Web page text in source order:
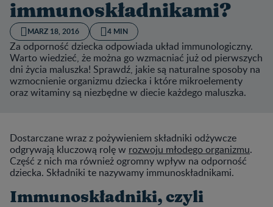
immunoskładnikami?
MARZ 18, 2016 4 MIN
Za odporność dziecka odpowiada układ immunologiczny.
Warto wiedzieć, że można go wzmacniać już od pierwszych
dni życia maluszka! Sprawdź, jakie są naturalne sposoby na
wzmocnienie organizmu dziecka i które mikroelementy
oraz witaminy są niezbędne w diecie każdego maluszka.
Dostarczane wraz z pożywieniem składniki odżywcze
odgrywają kluczową rolę w rozwoju młodego organizmu.
Część z nich ma również ogromny wpływ na odporność
dziecka. Składniki te nazywamy immunoskładnikami.
Immunoskładniki, czyli